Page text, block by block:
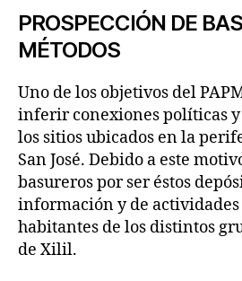
PROSPECCIÓN DE
MÉTODOS
Uno de los objetivos del
inferir conexiones políticas
los sitios ubicados en la
San José. Debido a este
basureros por ser éstos
información y de
habitantes de los distintos
de Xilil.